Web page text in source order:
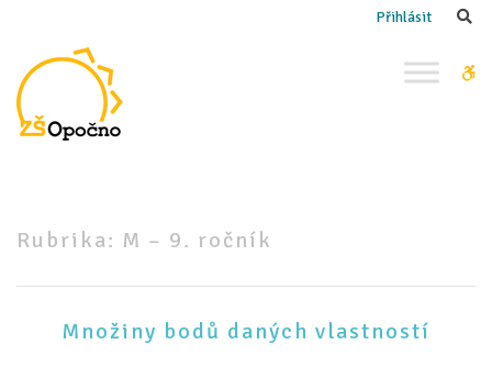
9. ročník
Přihlásit
Rubrika: M – 9. ročník
Množiny bodů daných vlastností